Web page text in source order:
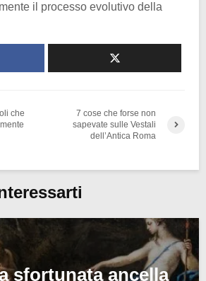
il processo evolutivo della
che
7 cose che forse non
sapevate sulle Vestali
dell’Antica Roma
sfortunata ancella